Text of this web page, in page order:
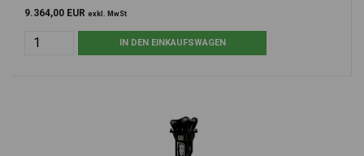
9.364,00 EUR exkl. MwSt